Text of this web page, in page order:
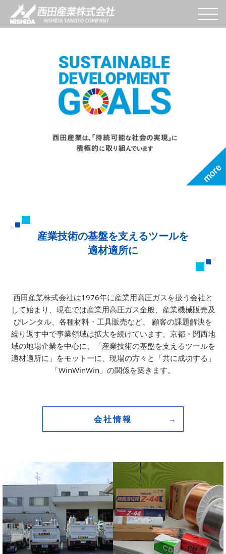
esend
alue
You
産業技術の基盤を支えるツールを
適材適所に
西田産業株式会社は1976年に産業用高圧ガスを扱う会社と
して始まり、 現在では産業用高圧ガス全般、産業機械販売及
びレンタル、各種材料・工具販売など、 顧客の課題解決を
繰り返す中で事業領域は拡大を続けています。 京都・関西地
域の地場企業を中心に、「産業技術の基盤を支えるツールを
適材適所に」をモットーに、 現場の方々と「共に成功する」
「WinWinWin」の関係を築きます。
会社情報